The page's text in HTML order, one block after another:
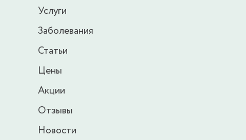
Услуги
Заболевания
Статьи
Цены
Акции
Отзывы
Новости